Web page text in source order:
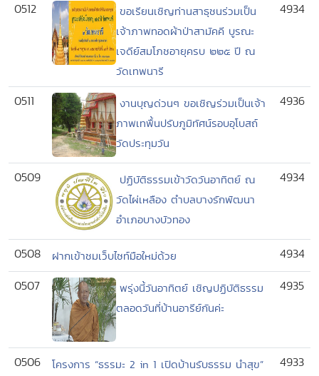
0512
ขอเรียนเชิญท่านสาธุชนร่วมเป็น
เจ้าภาพทอดผ้าป่าสามัคคี บูรณะ
เจดีย์สมโภชอายุครบ ๒๒๕ ปี ณ
วัดเทพนารี
4934
0511
งานบุญด่วนๆ ขอเชิญร่วมเป็นเจ้า
ภาพเทพื้นปรับภูมิทัศน์รอบอุโบสถ์
วัดประทุมวัน
4936
0509
ปฏิบัติธรรมเข้าวัดวันอาทิตย์ ณ
วัดไผ่เหลือง ตำบลบางรักพัฒนา
อำเภอบางบัวทอง
4934
0508 ฝากเข้าชมเว็บไซท์มือใหม่ด้วย
4934
0507
พรุ่งนี้วันอาทิตย์ เชิญปฏิบัติธรรม
ตลอดวันที่บ้านอารีย์กันค่ะ
4935
0506 โครงการ “ธรรมะ 2 in 1 เปิดบ้านรับธรรม นำสุข”
4933